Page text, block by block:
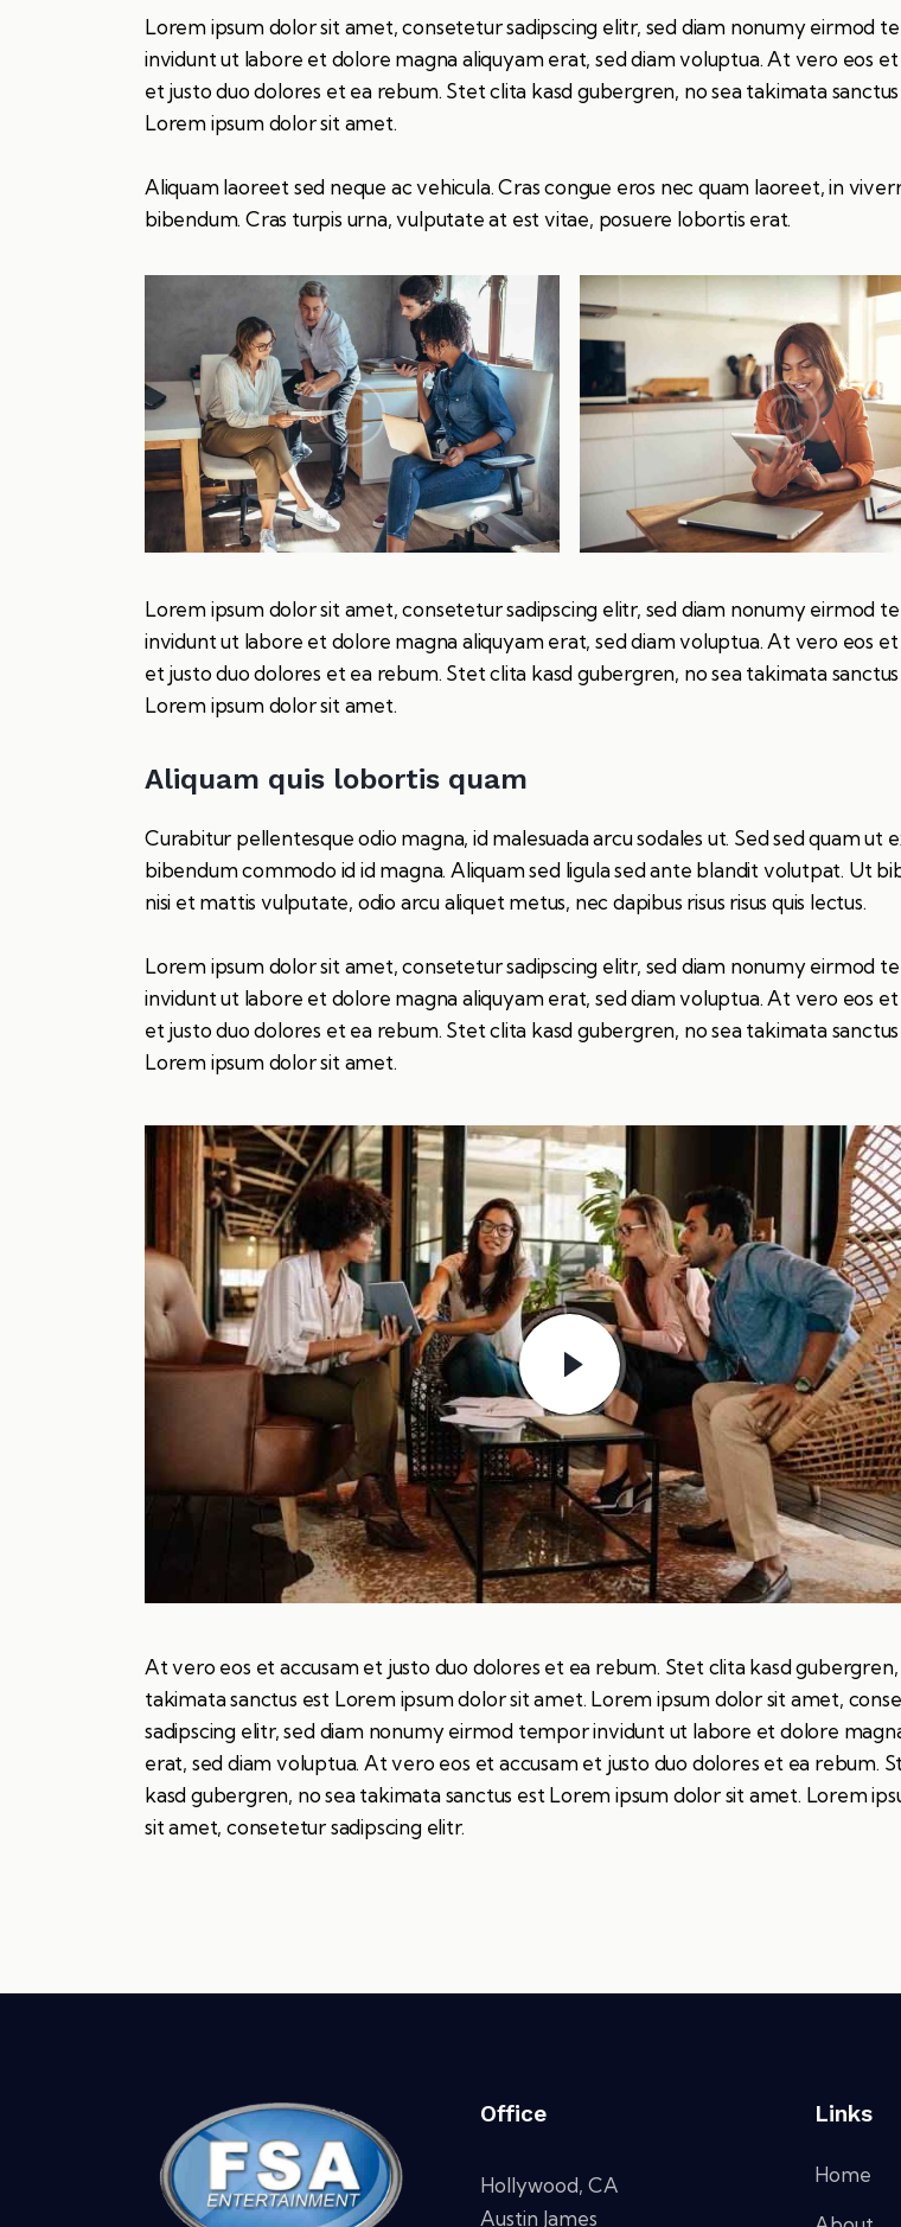
Lorem ipsum dolor sit amet, consetetur sadipscing elitr, sed diam nonumy eirmod
invidunt ut labore et dolore magna aliquyam erat, sed diam voluptua. At vero eos et
et justo duo dolores et ea rebum. Stet clita kasd gubergren, no sea takimata
Lorem ipsum dolor sit amet.
Aliquam laoreet sed neque ac vehicula. Cras congue eros nec quam laoreet, in
bibendum. Cras turpis urna, vulputate at est vitae, posuere lobortis erat.
Lorem ipsum dolor sit amet, consetetur sadipscing elitr, sed diam nonumy eirmod
invidunt ut labore et dolore magna aliquyam erat, sed diam voluptua. At vero eos et
et justo duo dolores et ea rebum. Stet clita kasd gubergren, no sea takimata
Lorem ipsum dolor sit amet.
Aliquam quis lobortis quam
Curabitur pellentesque odio magna, id malesuada arcu sodales ut. Sed sed quam ut
bibendum commodo id id magna. Aliquam sed ligula sed ante blandit volutpat. Ut
nisi et mattis vulputate, odio arcu aliquet metus, nec dapibus risus risus quis lectus.
Lorem ipsum dolor sit amet, consetetur sadipscing elitr, sed diam nonumy eirmod
invidunt ut labore et dolore magna aliquyam erat, sed diam voluptua. At vero eos et
et justo duo dolores et ea rebum. Stet clita kasd gubergren, no sea takimata
Lorem ipsum dolor sit amet.
At vero eos et accusam et justo duo dolores et ea rebum. Stet clita kasd gubergren,
takimata sanctus est Lorem ipsum dolor sit amet. Lorem ipsum dolor sit amet,
sadipscing elitr, sed diam nonumy eirmod tempor invidunt ut labore et dolore
erat, sed diam voluptua. At vero eos et accusam et justo duo dolores et ea rebum.
kasd gubergren, no sea takimata sanctus est Lorem ipsum dolor sit amet. Lorem
sit amet, consetetur sadipscing elitr.
Office
Hollywood, CA
Austin James
Links
Home